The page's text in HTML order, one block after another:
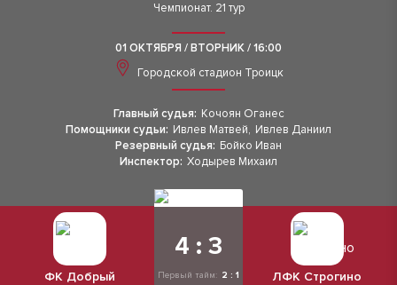
Чемпионат. 21 тур
01 ОКТЯБРЯ / ВТОРНИК / 16:00
Городской стадион Троицк
Главный судья: Кочоян Оганес
Помощники судьи: Ивлев Матвей, Ивлев Даниил
Резервный судья: Бойко Иван
Инспектор: Ходырев Михаил
ФК Добрый
4 : 3
Первый тайм: 2 : 1 ЛФК Строгино